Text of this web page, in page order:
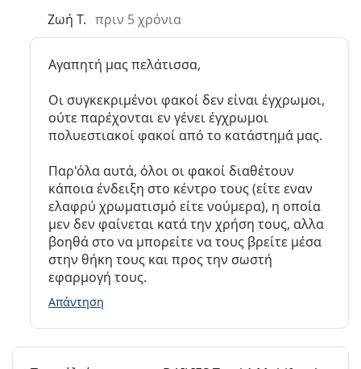
Ζωή Τ. πριν 5 χρόνια
Αγαπητή μας πελάτισσα,
Οι συγκεκριμένοι φακοί δεν είναι έγχρωμοι,
ούτε παρέχονται εν γένει έγχρωμοι
πολυεστιακοί φακοί από το κατάστημά μας.
Παρ'όλα αυτά, όλοι οι φακοί διαθέτουν
κάποια ένδειξη στο κέντρο τους (είτε εναν
ελαφρύ χρωματισμό είτε νούμερα), η οποία
μεν δεν φαίνεται κατά την χρήση τους, αλλα
βοηθά στο να μπορείτε να τους βρείτε μέσα
στην θήκη τους και προς την σωστή
εφαρμογή τους.
Απάντηση